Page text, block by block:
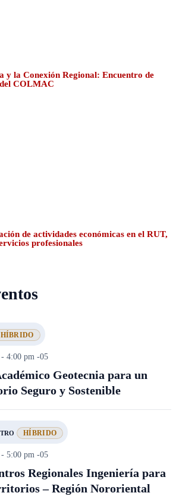
y la Conexión Regional: Encuentro de
COLMAC
de actividades económicas en el RUT,
profesionales
HÍBRIDO
4:00 pm -05
Geotecnia para un
Seguro y Sostenible
HÍBRIDO
5:00 pm -05
Regionales Ingeniería para
– Región Nororiental